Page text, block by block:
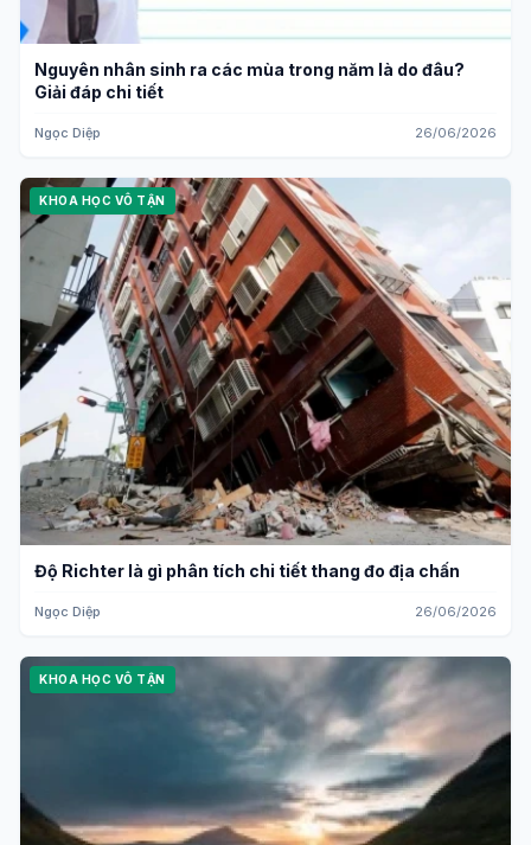
Nguyên nhân sinh ra các mùa trong năm là do đâu?
Giải đáp chi tiết
Ngọc Diệp 26/06/2026
KHOA HỌC VÔ TẬN
Độ Richter là gì phân tích chi tiết thang đo địa chấn
Ngọc Diệp 26/06/2026
KHOA HỌC VÔ TẬN